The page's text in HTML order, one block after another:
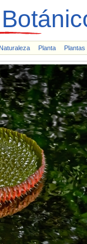
Naturaleza Planta Plantas